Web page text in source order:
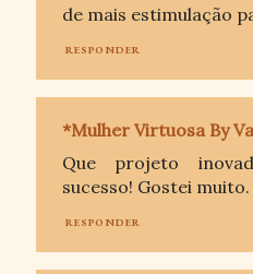
de mais estimulação
RESPONDER
*Mulher Virtuosa By
Que projeto
sucesso! Gostei
RESPONDER